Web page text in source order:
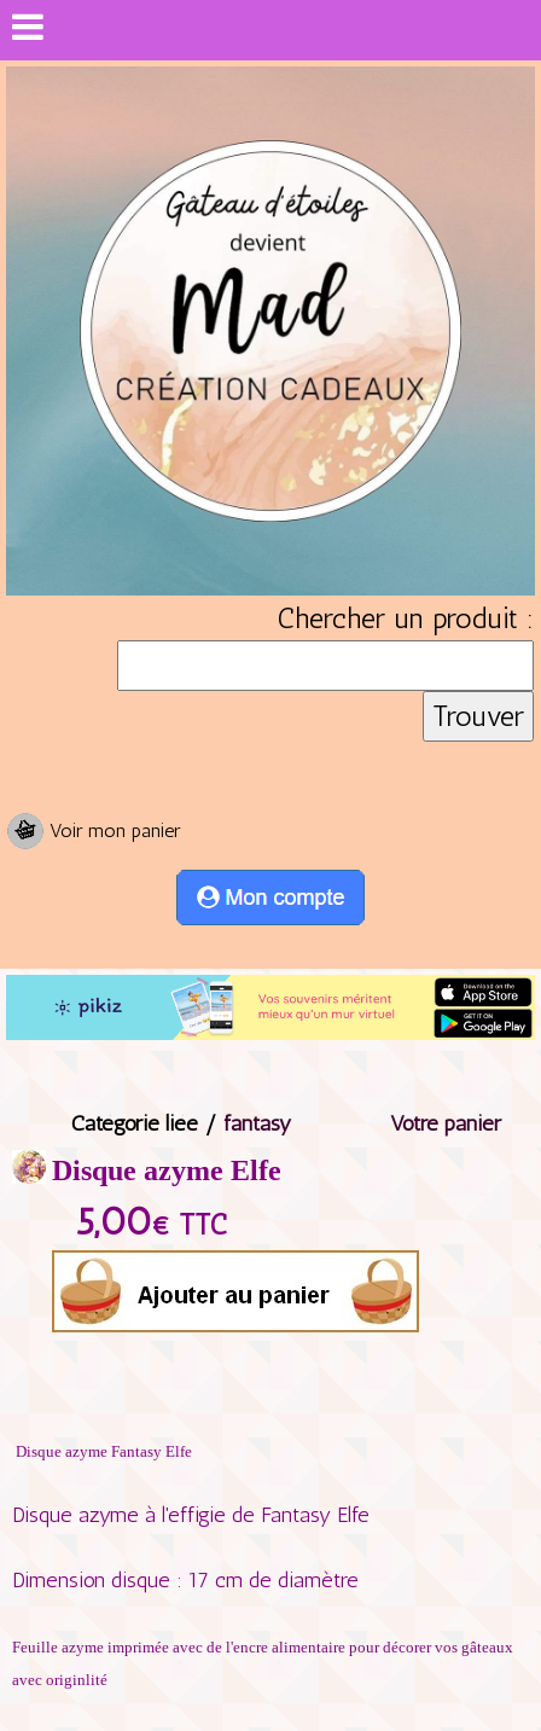
Chercher un produit :
Voir mon panier
Catégorie liée / fantasy Votre panier
Disque azyme Elfe
5,00€ TTC
Disque azyme Fantasy Elfe
Disque azyme à l'effigie de Fantasy Elfe
Dimension disque : 17 cm de diamètre
Feuille azyme imprimée avec de l'encre alimentaire pour décorer vos gâteaux
avec originlité